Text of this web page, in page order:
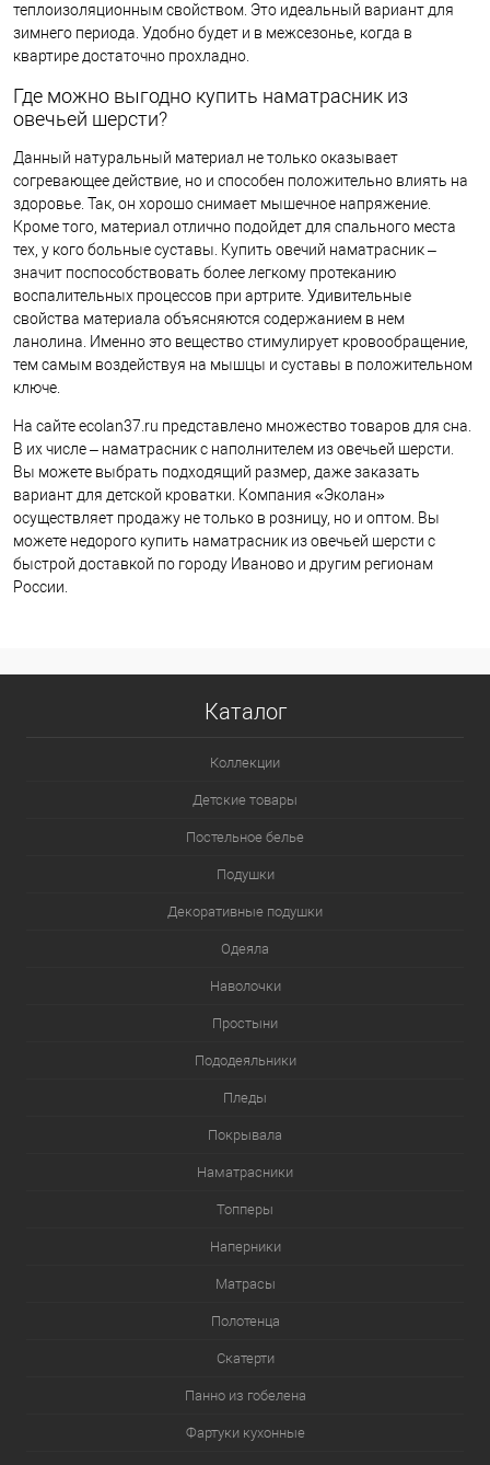
теплоизоляционным свойством. Это идеальный вариант для
зимнего периода. Удобно будет и в межсезонье, когда в
квартире достаточно прохладно.
Где можно выгодно купить наматрасник из
овечьей шерсти?
Данный натуральный материал не только оказывает
согревающее действие, но и способен положительно влиять на
здоровье. Так, он хорошо снимает мышечное напряжение.
Кроме того, материал отлично подойдет для спального места
тех, у кого больные суставы. Купить овечий наматрасник –
значит поспособствовать более легкому протеканию
воспалительных процессов при артрите. Удивительные
свойства материала объясняются содержанием в нем
ланолина. Именно это вещество стимулирует кровообращение,
тем самым воздействуя на мышцы и суставы в положительном
ключе.
На сайте ecolan37.ru представлено множество товаров для сна.
В их числе – наматрасник с наполнителем из овечьей шерсти.
Вы можете выбрать подходящий размер, даже заказать
вариант для детской кроватки. Компания «Эколан»
осуществляет продажу не только в розницу, но и оптом. Вы
можете недорого купить наматрасник из овечьей шерсти с
быстрой доставкой по городу Иваново и другим регионам
России.
Каталог
Коллекции
Детские товары
Постельное белье
Подушки
Декоративные подушки
Одеяла
Наволочки
Простыни
Пододеяльники
Пледы
Покрывала
Наматрасники
Топперы
Наперники
Матрасы
Полотенца
Скатерти
Панно из гобелена
Фартуки кухонные